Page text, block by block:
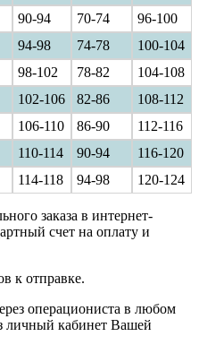
90-94 70-74
96-100
94-98 74-78
100-104
98-102 78-82
104-108
102-106 82-86
108-112
106-110 86-90
112-116
110-114 90-94
116-120
114-118 94-98 120-124
заказа в интернет-
счет на оплату и
к отправке.
операциониста в любом
личный кабинет Вашей